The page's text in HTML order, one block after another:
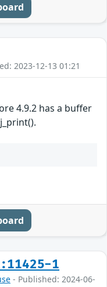
2023-12-13 01:21
4.9.2 has a buffer
1
- Published: 2024-06-